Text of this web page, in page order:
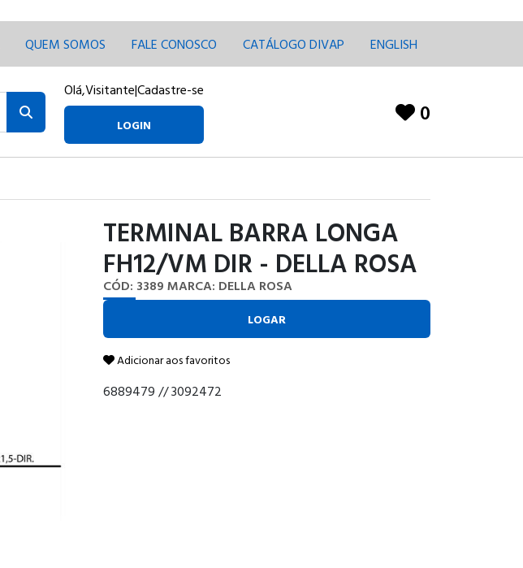
QUEM SOMOS FALE CONOSCO CATÁLOGO DIVAP ENGLISH
Olá,Visitante|Cadastre-se
LOGIN 0
TERMINAL BARRA LONGA
FH12/VM DIR - DELLA ROSA
CÓD: 3389 MARCA: DELLA ROSA
LOGAR
Adicionar aos favoritos
6889479 // 3092472